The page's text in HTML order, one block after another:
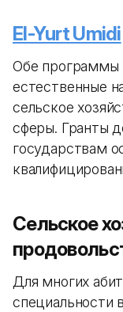
El-Yurt Umidi
Обе программы
естественные
сельское
сферы. Гранты
государствам
Сельское
Для многих
специальности